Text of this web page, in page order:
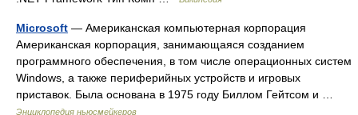
Microsoft — Американская компьютерная корпорация
Американская корпорация, занимающаяся созданием
программного обеспечения, в том числе операционных систем
Windows, а также периферийных устройств и игровых
приставок. Была основана в 1975 году Биллом Гейтсом и …
Энциклопедия ньюсмейкеров